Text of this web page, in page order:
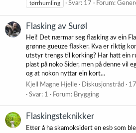
tørrhumling Svar: 17 Forum:
Flasking av Surøl
Hei! Det nærmar seg flasking av ein
grønne gueuze flasker. Kva er riktig
utstyr trengs til korking? Har hatt ein
plast på noko Sider, men på denne vil
og at nokon nyttar ein kort...
Kjell Magne Hjelle
Diskusjonstråd
Svar: 1 Forum: Brygging
Flaskingsteknikker
Etter å ha skamoksidert en esb som